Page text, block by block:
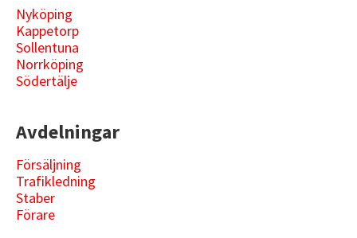
Nyköping
Kappetorp
Sollentuna
Norrköping
Södertälje
Avdelningar
Försäljning
Trafikledning
Staber
Förare